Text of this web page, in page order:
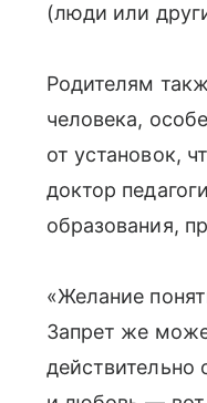
(люди или
Родителям
человека,
от установок,
доктор
образования,
«Желание
Запрет же
действительно